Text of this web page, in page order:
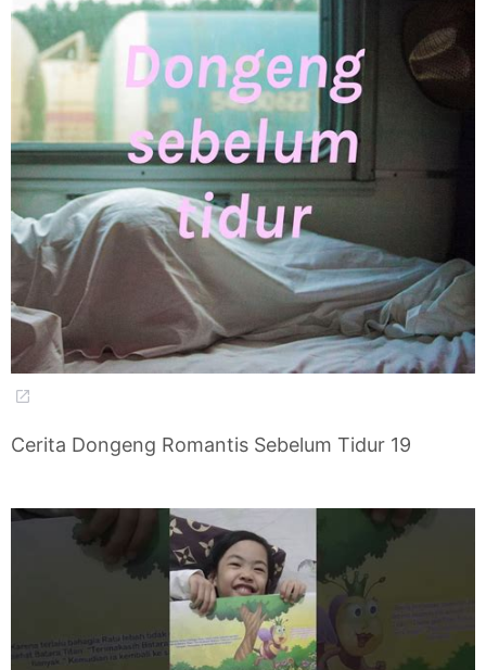
Cerita Dongeng Romantis Sebelum Tidur 19